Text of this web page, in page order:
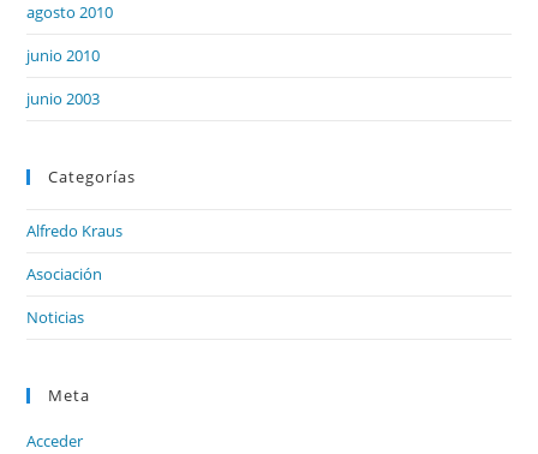
agosto 2010
junio 2010
junio 2003
Categorías
Alfredo Kraus
Asociación
Noticias
Meta
Acceder